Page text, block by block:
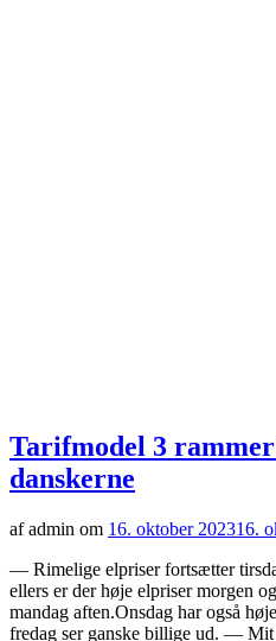
Tarifmodel 3
danskerne
af admin om 16. oktober 202316.
— Rimelige elpriser fortsætter
ellers er der høje elpriser morgen
mandag aften.Onsdag har også
fredag ser ganske billige ud. —